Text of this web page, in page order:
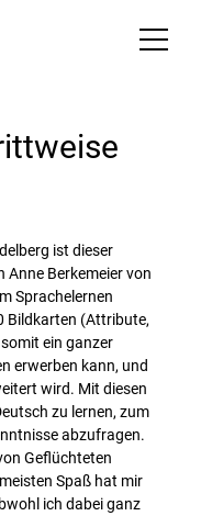
ist dieser
Berkemeier von
Sprachelernen
Bildkarten (Attribute,
ein ganzer
erwerben kann, und
wird. Mit diesen
zu lernen, zum
abzufragen.
Geflüchteten
Spaß hat mir
ich dabei ganz